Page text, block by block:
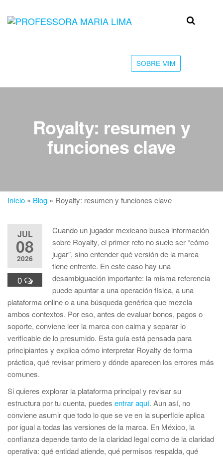
Professora
faculdade
SOBRE MIM
Royalty: resumen y
funciones clave
Início » Blog » Royalty: resumen y funciones clave
JUL
08
2026
0
Cuando un jugador mexicano busca información
sobre Royalty, el primer reto no suele ser “cómo
jugar”, sino entender qué versión de la marca
tiene enfrente. En este caso hay una
desambiguación importante: la misma referencia
puede apuntar a una operación física, a una
plataforma online o a una búsqueda genérica que mezcla
ambos contextos. Por eso, antes de evaluar bonos, pagos o
soporte, conviene leer la marca con calma y separar lo
verificable de lo presumido. Esta guía está pensada para
principiantes y explica cómo interpretar Royalty de forma
práctica, qué revisar primero y dónde aparecen los errores más
comunes.
Si quieres explorar la plataforma principal y revisar su
estructura por tu cuenta, puedes entrar aquí. Aun así, no
conviene asumir que todo lo que se ve en la superficie aplica
por igual a todas las versiones de la marca. En México, la
confianza depende tanto de la claridad legal como de la claridad
operativa: qué entidad atiende, qué permisos respalda, qué